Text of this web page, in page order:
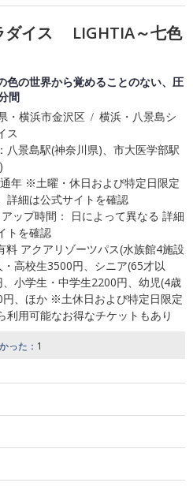
ダイス LIGHTIA～七色
色の世界から覚めることのない、圧
間
・横浜市金沢区 / 横浜・八景島シ
ス
八景島駅(神奈川県)、市大医学部駅
通年 ※土曜・休日および特定日限定
詳細は公式サイトを確認
ップ時間：
日によって異なる 詳細
トを確認
料 アクアリゾーツパス(水族館4施設
高校生3500円、シニア(65才以
小学生・中学生2200円、幼児(4歳
円、ほか ※土休日および特定日限定
利用可能なお得なチケットもあり
った： 1